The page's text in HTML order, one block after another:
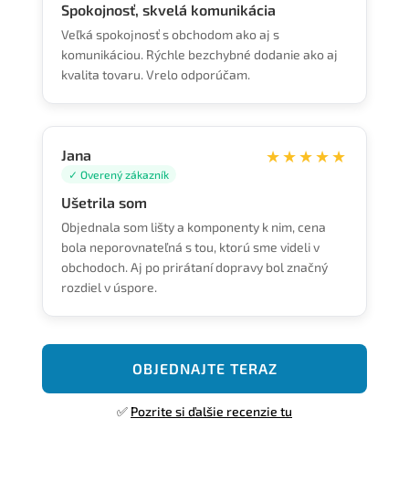
Spokojnosť, skvelá komunikácia
Veľká spokojnosť s obchodom ako aj s
komunikáciou. Rýchle bezchybné dodanie ako aj
kvalita tovaru. Vrelo odporúčam.
Jana
✓ Overený zákazník
★★★★★
Ušetrila som
Objednala som lišty a komponenty k nim, cena
bola neporovnateľná s tou, ktorú sme videli v
obchodoch. Aj po prirátaní dopravy bol značný
rozdiel v úspore.
OBJEDNAJTE TERAZ
✅ Pozrite si ďalšie recenzie tu